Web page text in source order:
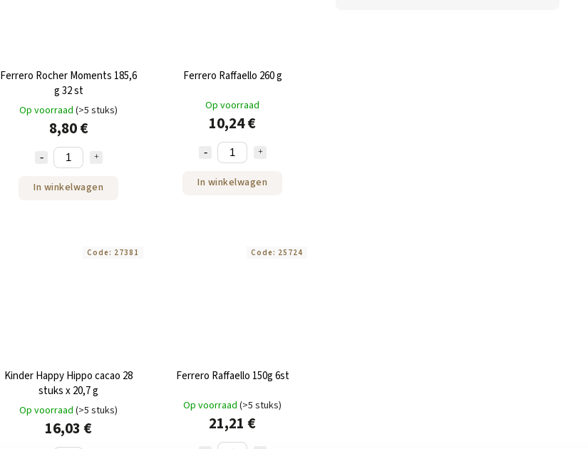
Ferrero Rocher Moments 185,6
g 32 st
Op voorraad (>5 stuks)
8,80 €
In winkelwagen
Ferrero Raffaello 260 g
Op voorraad
10,24 €
In winkelwagen
Kinder Happy Hippo cacao 28
stuks x 20,7 g
Op voorraad (>5 stuks)
16,03 €
Code: 27381
Ferrero Raffaello 150g 6st
Op voorraad (>5 stuks)
21,21 €
Code: 25724